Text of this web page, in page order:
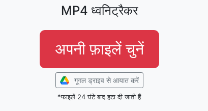
MP4 ध्वनिट्रैकर
अपनी फ़ाइलें चुनें
गूगल ड्राइव से आयात करें
*फाइलें 24 घंटे बाद हटा दी जाती हैं